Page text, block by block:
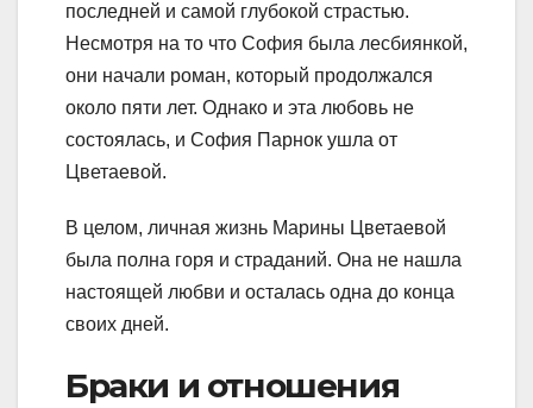
последней и самой глубокой страстью.
Несмотря на то что София была лесбиянкой,
они начали роман, который продолжался
около пяти лет. Однако и эта любовь не
состоялась, и София Парнок ушла от
Цветаевой.
В целом, личная жизнь Марины Цветаевой
была полна горя и страданий. Она не нашла
настоящей любви и осталась одна до конца
своих дней.
Браки и отношения